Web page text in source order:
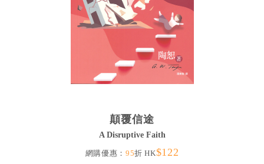
教會歷史
哲學／宗教比較
顛覆信途
A Disruptive Faith
網購優惠： 95折 HK$122